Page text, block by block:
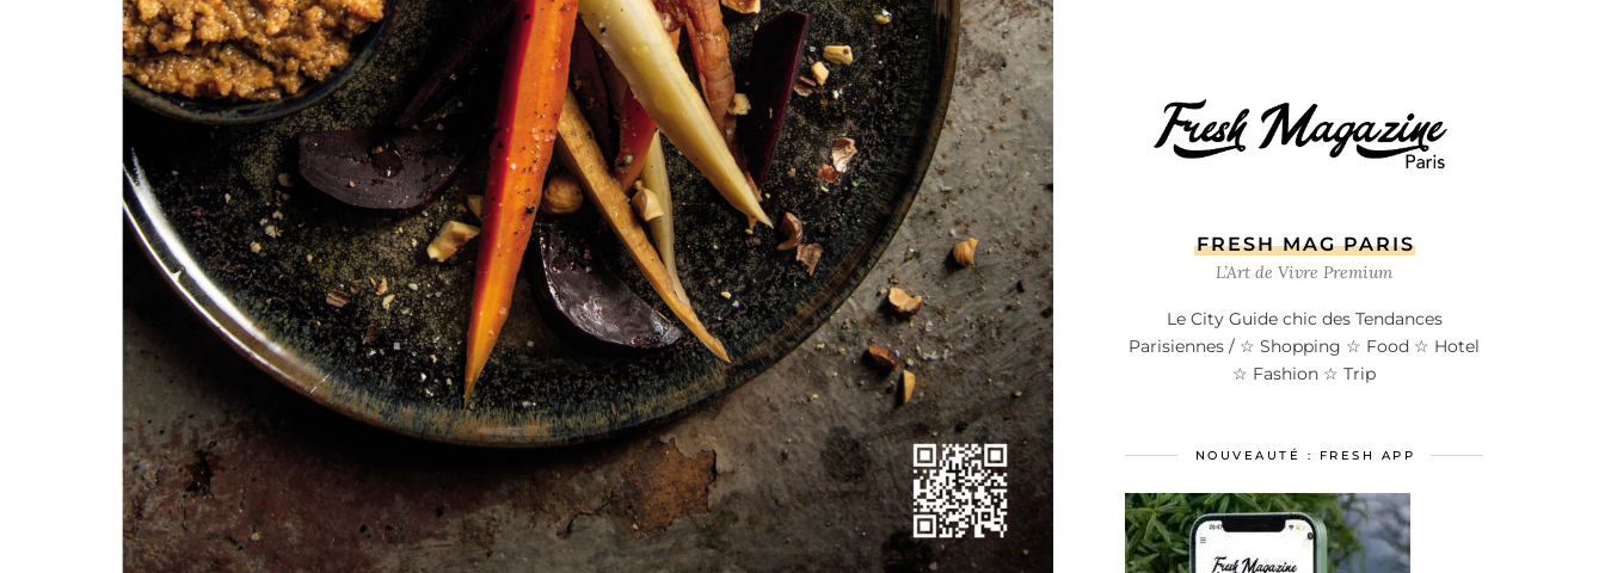
FRESH MAG PARIS
L’Art de Vivre Premium
Le City Guide chic des Tendances
Parisiennes / ☆ Shopping ☆ Food ☆ Hotel
☆ Fashion ☆ Trip
NOUVEAUTÉ : FRESH APP